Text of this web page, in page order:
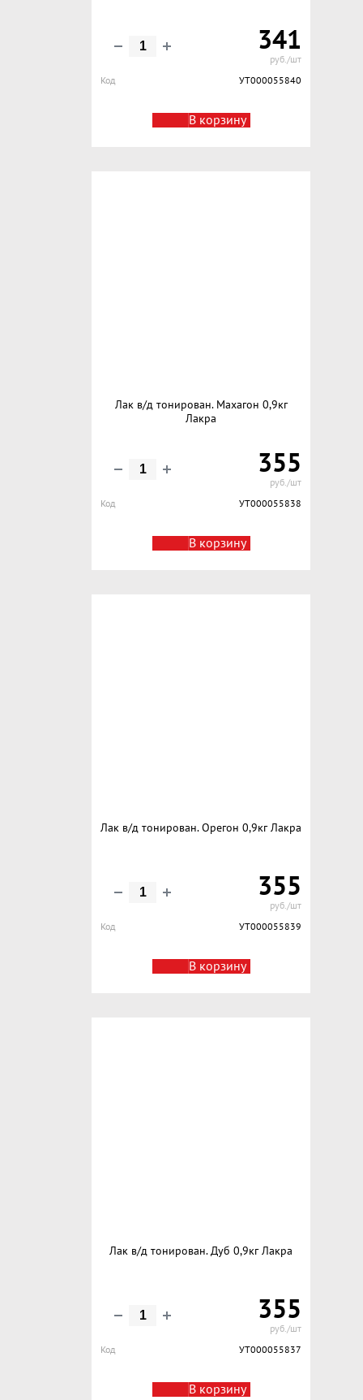
341
руб./шт
Код
УТ000055840
В корзину
Лак в/д тонирован. Махагон 0,9кг
Лакра
355
руб./шт
Код
УТ000055838
В корзину
Лак в/д тонирован. Орегон 0,9кг Лакра
355
руб./шт
Код
УТ000055839
В корзину
Лак в/д тонирован. Дуб 0,9кг Лакра
355
руб./шт
Код
УТ000055837
В корзину